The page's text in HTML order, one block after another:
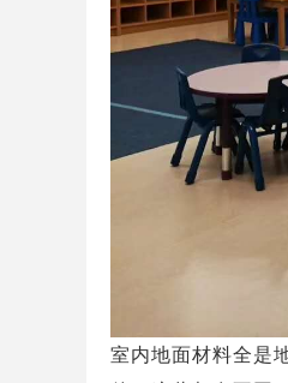
室内地面材料全是